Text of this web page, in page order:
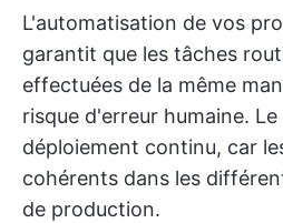
L'automatisation de vos
garantit que les tâches
effectuées de la même
risque d'erreur humaine.
déploiement continu, car
cohérents dans les
de production.